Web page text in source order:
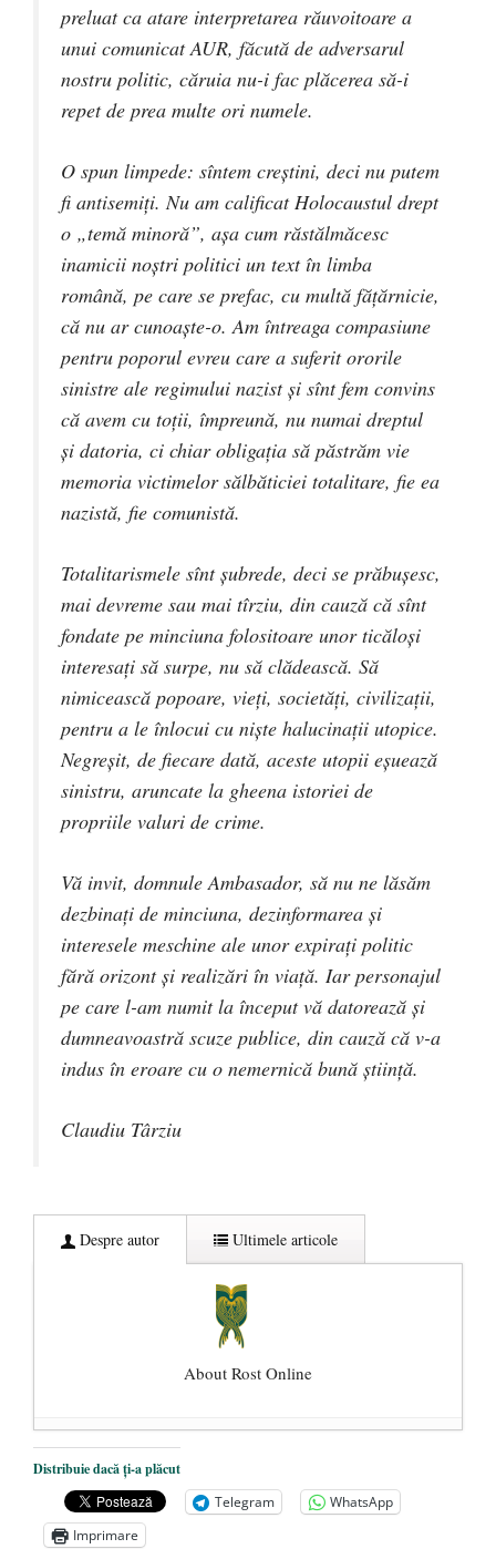
preluat ca atare interpretarea răuvoitoare a
unui comunicat AUR, făcută de adversarul
nostru politic, căruia nu-i fac plăcerea să-i
repet de prea multe ori numele.
O spun limpede: sîntem creștini, deci nu putem
fi antisemiți. Nu am calificat Holocaustul drept
o „temă minoră”, așa cum răstălmăcesc
inamicii noștri politici un text în limba
română, pe care se prefac, cu multă fățărnicie,
că nu ar cunoaște-o. Am întreaga compasiune
pentru poporul evreu care a suferit ororile
sinistre ale regimului nazist și sînt fem convins
că avem cu toții, împreună, nu numai dreptul
și datoria, ci chiar obligația să păstrăm vie
memoria victimelor sălbăticiei totalitare, fie ea
nazistă, fie comunistă.
Totalitarismele sînt șubrede, deci se prăbușesc,
mai devreme sau mai tîrziu, din cauză că sînt
fondate pe minciuna folositoare unor ticăloși
interesați să surpe, nu să clădească. Să
nimicească popoare, vieți, societăți, civilizații,
pentru a le înlocui cu niște halucinații utopice.
Negreșit, de fiecare dată, aceste utopii eșuează
sinistru, aruncate la gheena istoriei de
propriile valuri de crime.
Vă invit, domnule Ambasador, să nu ne lăsăm
dezbinați de minciuna, dezinformarea și
interesele meschine ale unor expirați politic
fără orizont și realizări în viață. Iar personajul
pe care l-am numit la început vă datorează și
dumneavoastră scuze publice, din cauză că v-a
indus în eroare cu o nemernică bună știință.
Claudiu Târziu
Despre autor Ultimele articole
About Rost Online
Dezvăluiri cutremurătoare despre
președintele Ucrainei, Volodymyr
Zelensky
- 13 mai 2026
Distribuie dacă ți-a plăcut
Telegram
WhatsApp
Imprimare